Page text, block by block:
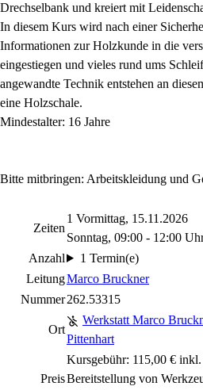
Drechselbank und kreiert mit
In diesem Kurs wird nach einer
Informationen zur Holzkunde in die
eingestiegen und vieles rund ums
angewandte Technik entstehen an
eine Holzschale.
Mindestalter: 16 Jahre
Bitte mitbringen: Arbeitskleidung und
Zeiten
1 Vormittag, 15.11.2026
Sonntag, 09:00 - 12:00
Anzahl
1 Termin(e)
LeitungMarco Bruckner
Nummer262.53315
Ort
Werkstatt Marco
Pittenhart
Preis
Kursgebühr: 115,00 €
Bereitstellung von